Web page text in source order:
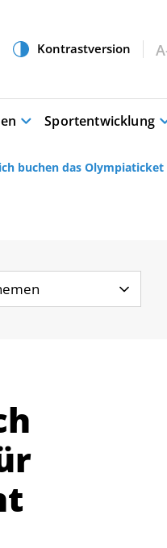
Sportentwicklung
buchen das